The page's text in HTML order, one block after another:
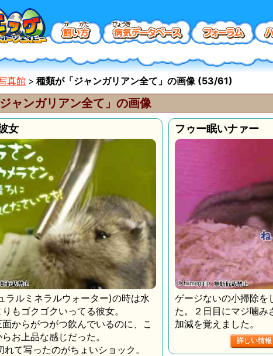
真館 種類が「ジャンガリアン全て」の画像 (53/61)
ャンガリアン全て」の画像
女
ラルミネラルウォーター)の時は水
もゴクゴクいってる彼女。
からがつがつ飲んでいるのに、こ
お上品な感じだった。
て写ったのがちょいショック。
フゥー眠いナァー
ゲージないの小掃除を
た。２日目にマジ噛み
加減を覚えました。
詳しい情